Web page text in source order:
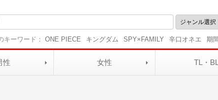
キーワード： ONE PIECE キングダム SPY×FAMILY 辛口オネエ 期
性 女性 TL・